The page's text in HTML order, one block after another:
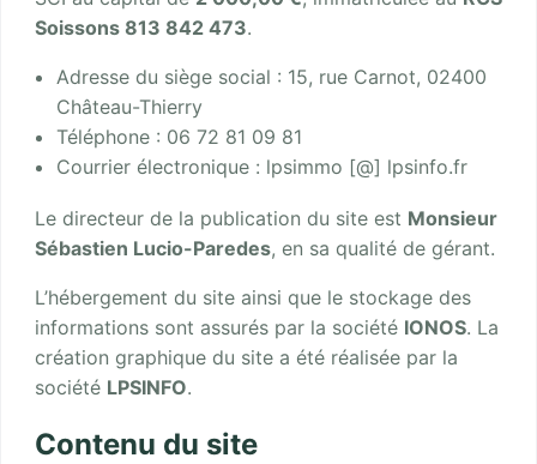
Soissons 813 842 473.
Adresse du siège social : 15, rue Carnot, 02400
Château-Thierry
Téléphone : 06 72 81 09 81
Courrier électronique : lpsimmo [@] lpsinfo.fr
Le directeur de la publication du site est Monsieur
Sébastien Lucio-Paredes, en sa qualité de gérant.
L’hébergement du site ainsi que le stockage des
informations sont assurés par la société IONOS. La
création graphique du site a été réalisée par la
société LPSINFO.
Contenu du site